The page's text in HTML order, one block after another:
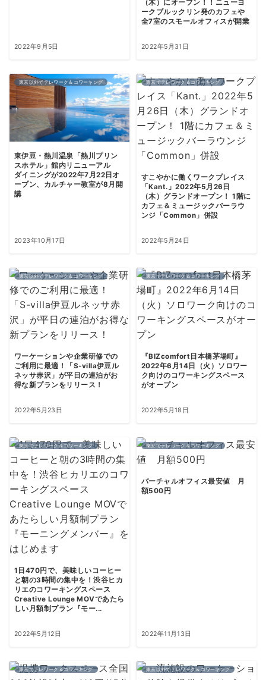
2022年9月5日
（木）にオープン！！ニューヨ
ークブルックリン発のカフェや
全7室のスモールオフィスが開業
2022年5月31日
東京以外でテレワーク＆コワーキング
東伊豆・熱川温泉「熱川プリン
スホテル」館内リニューアル
ダイニングが2022年7月22日オ
ープン、カルチャー教室が8月開
講
2023年10月17日
東京でテレワーク＆コワーキング
すこやかに働くワークプレイス
「Kant.」2022年5月26日
（木）グランドオープン！ 1階に
カフェ＆ミュージックバーラウ
ンジ「Common」併設
2022年5月24日
東京以外でテレワーク＆コワーキング
ワーケーションや企業研修での
ご利用に最適！「S-villa伊豆ル
ネッサ赤沢」が平日の連泊がお
得な新プランをリリース！
2022年5月23日
東京でテレワーク＆コワーキング
『BIZcomfort日本橋茅場町』
2022年6月14日（火）ソロワー
ク向けのコワーキングスペース
がオープン
2022年5月18日
東京でテレワーク＆コワーキング
1日470円で、美味しいコーヒー
と朝の3時間の集中を！渋谷ヒカ
リエのコワーキングスペース
Creative Lounge MOVであたら
しい月額制プラン『モー...
2022年5月12日
東京でテレワーク＆コワーキング
バーチャルオフィス最安値 月
額500円
2022年11月13日
東京でテレワーク＆コワーキング 東京以外でテレワーク＆コワーキング